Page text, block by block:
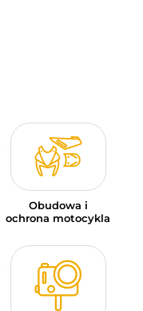
Obudowa i
ochrona motocykla